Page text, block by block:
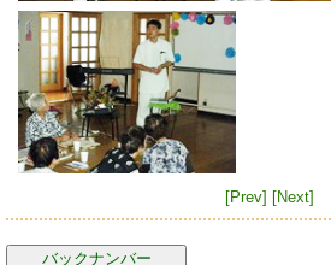
[Prev] [Next]
バックナンバー